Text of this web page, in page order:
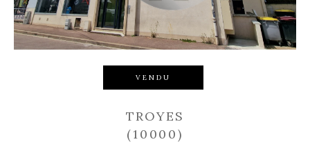
VENDU
TROYES
(10000)
Pièces
Pièces